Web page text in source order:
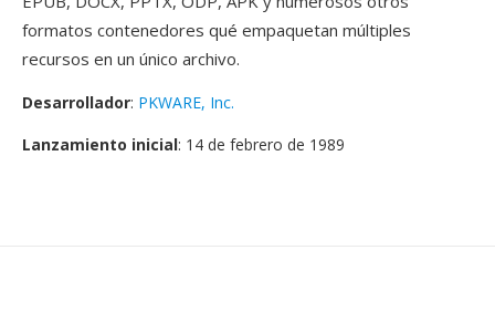
formatos contenedores qué empaquetan múltiples
recursos en un único archivo.
Desarrollador: PKWARE, Inc.
Lanzamiento inicial: 14 de febrero de 1989